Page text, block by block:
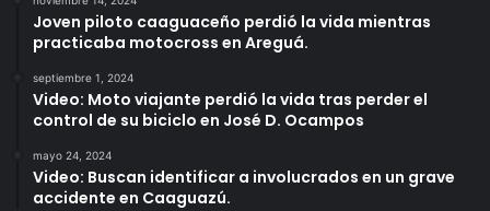
Joven piloto caaguaceño perdió la vida mientras
practicaba motocross en Areguá.
septiembre 1, 2024
Video: Moto viajante perdió la vida tras perder el
control de su biciclo en José D. Ocampos
mayo 24, 2024
Video: Buscan identificar a involucrados en un grave
accidente en Caaguazú.